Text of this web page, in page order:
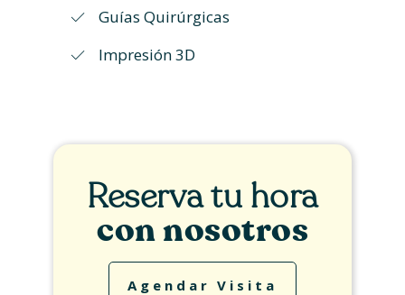
Guías Quirúrgicas
Impresión 3D
Reserva tu hora
con nosotros
Agendar Visita